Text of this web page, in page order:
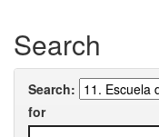
Search
Search:
for